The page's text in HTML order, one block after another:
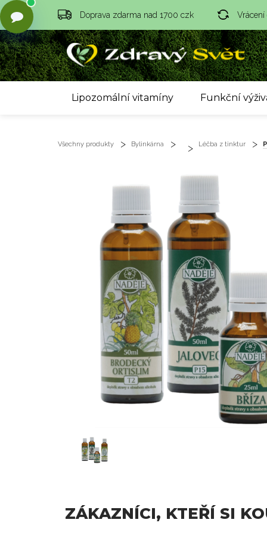
Doprava zdarma nad 1700 czk Vrácení
Lipozomální vitamíny Funkční
Všechny produkty Bylinkárna Léčba z tinktur
ZÁKAZNÍCI, KTEŘÍ SI